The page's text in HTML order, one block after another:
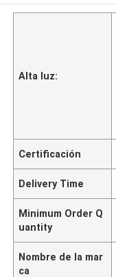
Alta luz:
Certificación
Delivery Time
Minimum Order Q
uantity
Nombre de la mar
ca